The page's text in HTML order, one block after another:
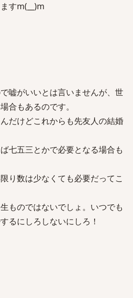
すm(__)m
嘘がいいとは言いませんが、世
合もあるのです。
だけどこれからも先友人の結婚
七五三とかで必要となる場合も
り数は少なくても必要だってこ
ものではないでしょ。いつでも
るにしろしないにしろ！